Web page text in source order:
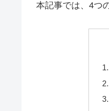
本記事では、4つ